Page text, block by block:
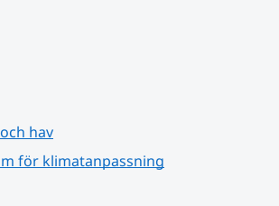
hav
för klimatanpassning